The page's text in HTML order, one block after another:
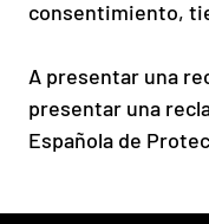
consentimiento,
A presentar una
presentar una
Española de